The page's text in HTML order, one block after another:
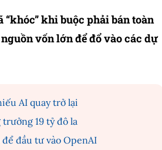
khi buộc phải bán toàn
vốn lớn để đổ vào các dự
AI quay trở lại
19 tỷ đô la
đầu tư vào OpenAI